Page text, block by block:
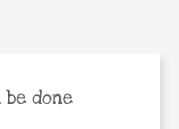
be done